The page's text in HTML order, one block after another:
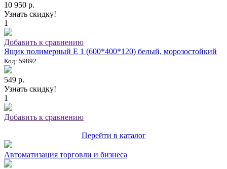
10 950 р.
Узнать скидку!
1
Добавить к сравнению
Ящик полимерный E 1 (600*400*120) белый, морозостойкий
Код: 59892
549 р.
Узнать скидку!
1
Добавить к сравнению
Перейти в каталог
Автоматизация торговли и бизнеса